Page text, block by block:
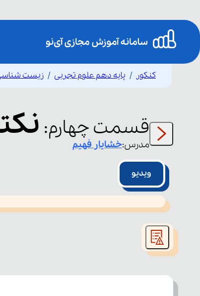
کنکور پایه دهم علوم تجربی زیست
قسمتچهارم:
مدرس:خشایار فهیم
ویدیو
This
is
window.